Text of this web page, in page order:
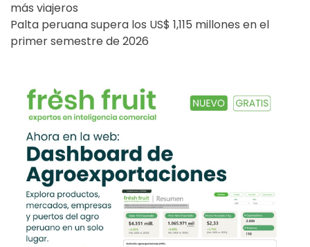
más viajeros
Palta peruana supera los US$ 1,115 millones en el
primer semestre de 2026